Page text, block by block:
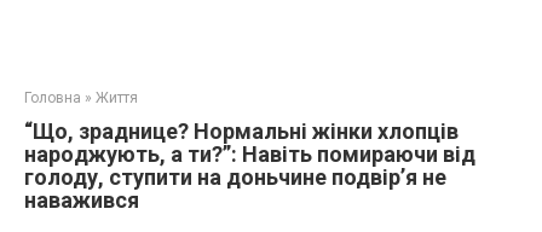
Головна » Життя
“Що, зраднице? Нормальні жінки хлопців
наpoджують, а ти?”: Навіть помиpaючи від
голоду, ступити на доньчине подвір’я не
наважився